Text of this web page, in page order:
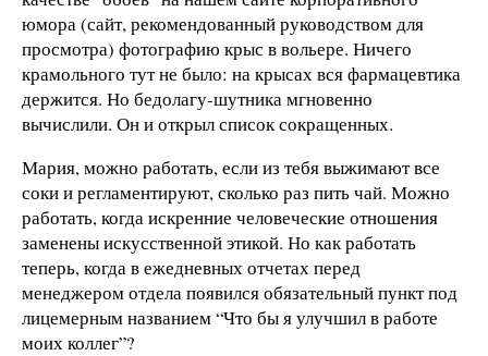
юмора (сайт, рекомендованный руководством для
просмотра) фотографию крыс в вольере. Ничего
крамольного тут не было: на крысах вся фармацевтика
держится. Но бедолагу-шутника мгновенно
вычислили. Он и открыл список сокращенных.
Мария, можно работать, если из тебя выжимают все
соки и регламентируют, сколько раз пить чай. Можно
работать, когда искренние человеческие отношения
заменены искусственной этикой. Но как работать
теперь, когда в ежедневных отчетах перед
менеджером отдела появился обязательный пункт под
лицемерным названием “Что бы я улучшил в работе
моих коллег”?